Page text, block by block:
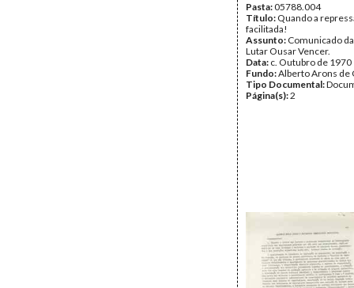
Pasta:05788.004
Título: Quando a
facilitada!
Assunto: Comunicado
Lutar Ousar Vencer.
Data: c. Outubro de 1970
Fundo:Alberto Arons de
Tipo Documental:
Página(s):2